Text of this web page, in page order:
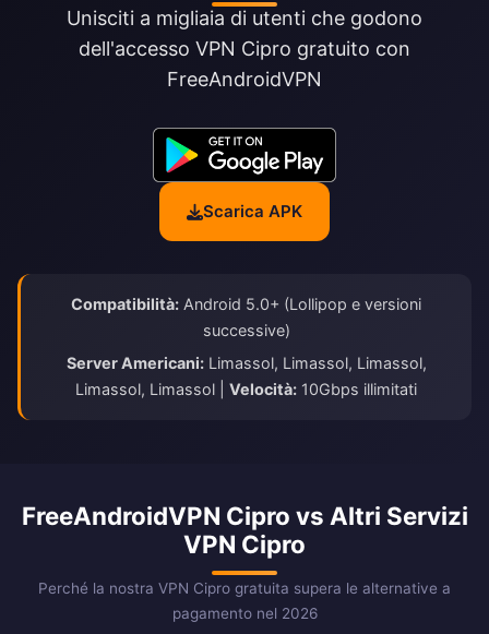
Unisciti a migliaia di utenti che godono
dell'accesso VPN Cipro gratuito con
FreeAndroidVPN
Scarica APK
Compatibilità: Android 5.0+ (Lollipop e versioni
successive)
Server Americani:Limassol, Limassol, Limassol,
Limassol, Limassol | Velocità: 10Gbps illimitati
FreeAndroidVPN Cipro vs Altri Servizi
VPN Cipro
Perché la nostra VPN Cipro gratuita supera le alternative a
pagamento nel 2026